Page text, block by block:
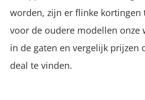
worden, zijn er flinke kortingen
voor de oudere modellen onze
in de gaten en vergelijk prijzen
deal te vinden.